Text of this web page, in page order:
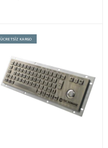
ÜCRETSİZ KARGO